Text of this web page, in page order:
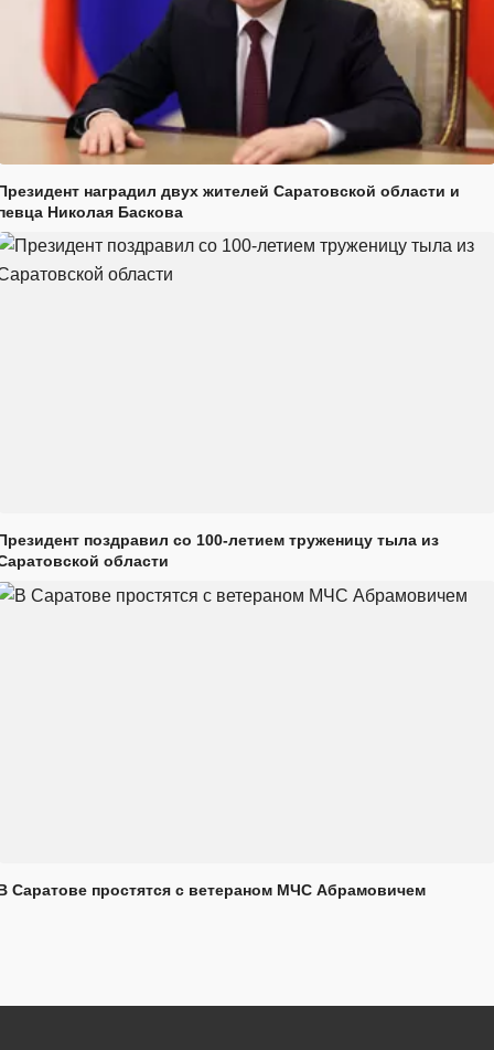
наградил двух жителей Саратовской области и
Николая Баскова
поздравил со 100-летием труженицу тыла из
области
Саратове простятся с ветераном МЧС Абрамовичем